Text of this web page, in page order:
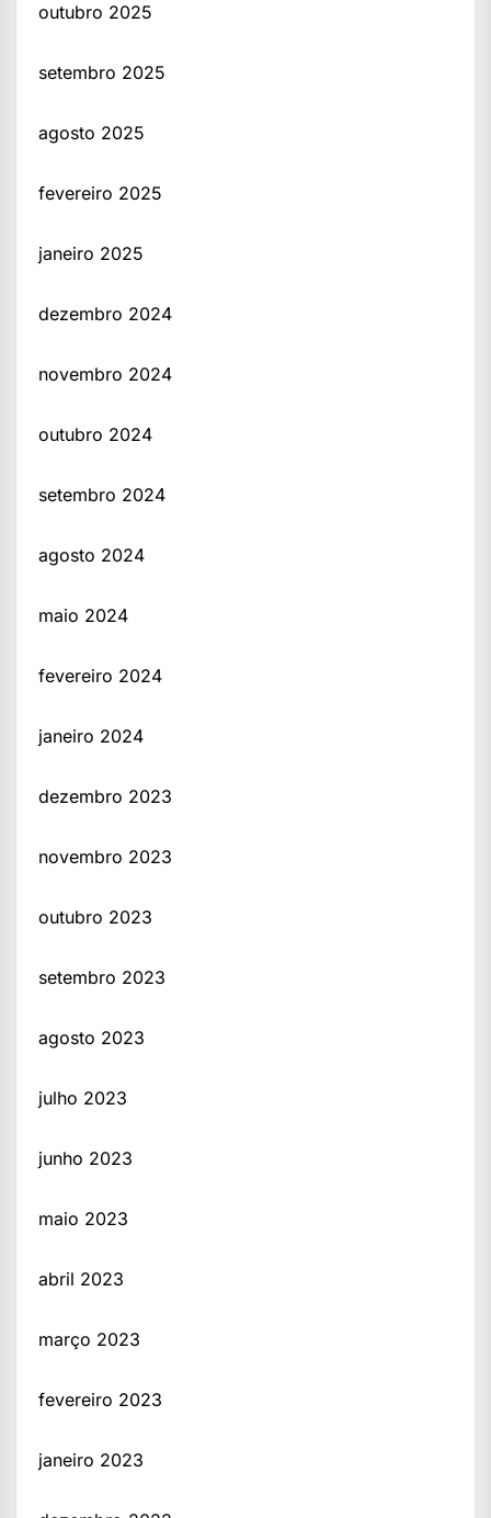
outubro 2025
setembro 2025
agosto 2025
fevereiro 2025
janeiro 2025
dezembro 2024
novembro 2024
outubro 2024
setembro 2024
agosto 2024
maio 2024
fevereiro 2024
janeiro 2024
dezembro 2023
novembro 2023
outubro 2023
setembro 2023
agosto 2023
julho 2023
junho 2023
maio 2023
abril 2023
março 2023
fevereiro 2023
janeiro 2023